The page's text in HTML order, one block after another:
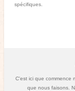
spécifiques.
C'est ici que commence
que nous faisons.